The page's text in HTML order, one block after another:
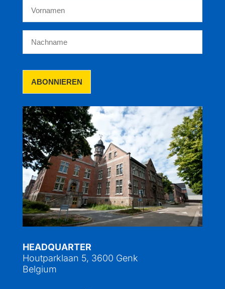
HEADQUARTER
Houtparklaan 5, 3600 Genk
Belgium